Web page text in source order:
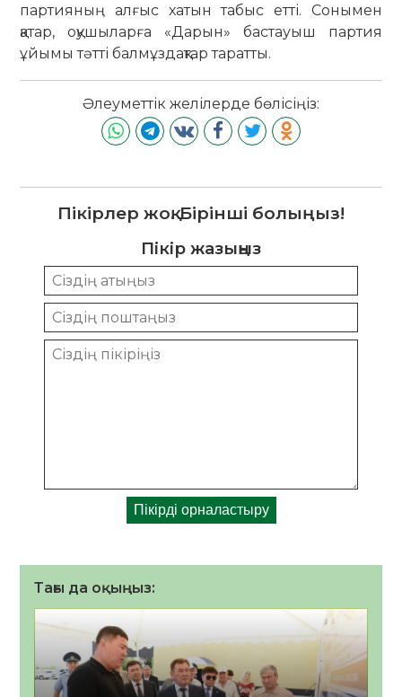
партияның алғыс хатын табыс етті. Сонымен
қатар, оқушыларға «Дарын» бастауыш партия
ұйымы тәтті балмұздақтар таратты.
Әлеуметтік желілерде бөлісіңіз:
Пікірлер жоқ. Бірінші болыңыз!
Пікір жазыңыз
Тағы да оқыңыз: